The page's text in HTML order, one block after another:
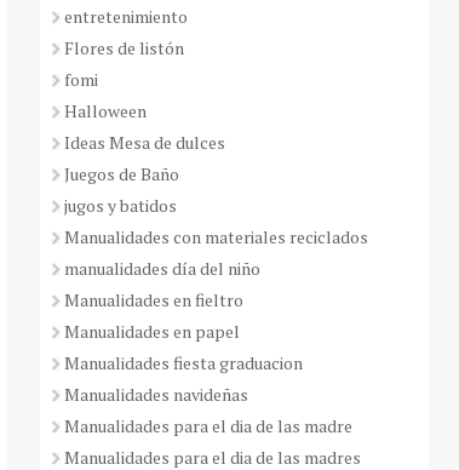
entretenimiento
Flores de listón
fomi
Halloween
Ideas Mesa de dulces
Juegos de Baño
jugos y batidos
Manualidades con materiales reciclados
manualidades día del niño
Manualidades en fieltro
Manualidades en papel
Manualidades fiesta graduacion
Manualidades navideñas
Manualidades para el dia de las madre
Manualidades para el dia de las madres